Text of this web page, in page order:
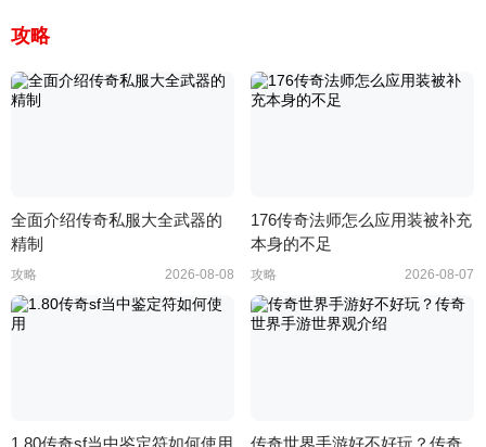
攻略
全面介绍传奇私服大全武器的
精制
攻略 2026-08-08
176传奇法师怎么应用装被补充
本身的不足
攻略 2026-08-07
1.80传奇sf当中鉴定符如何使用 传奇世界手游好不好玩？传奇